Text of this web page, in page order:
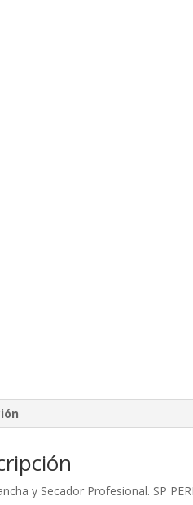
y Secador Profesional. SP